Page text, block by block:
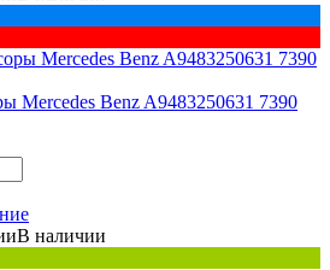
Mercedes Benz A9483250631 7390
В наличии